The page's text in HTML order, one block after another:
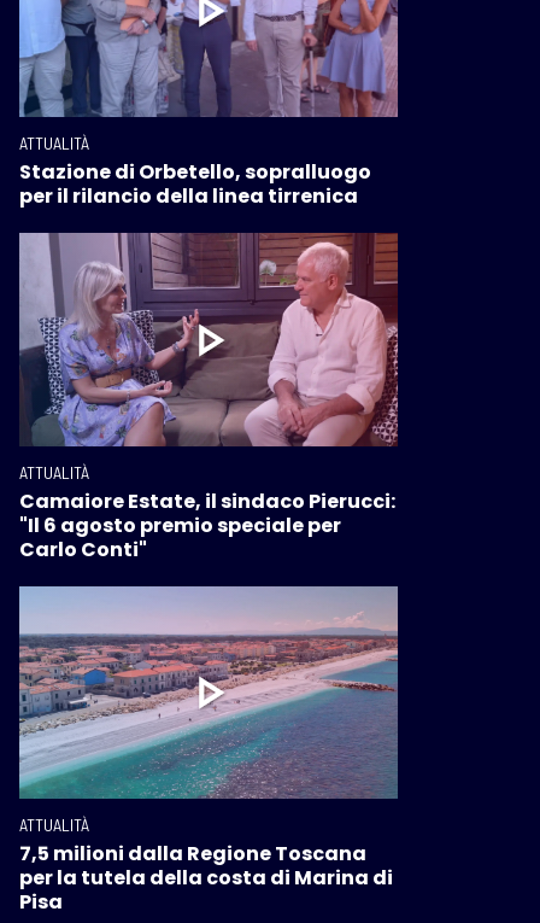
ATTUALITÀ
Stazione di Orbetello, sopralluogo
per il rilancio della linea tirrenica
ATTUALITÀ
Camaiore Estate, il sindaco Pierucci:
"Il 6 agosto premio speciale per
Carlo Conti"
ATTUALITÀ
7,5 milioni dalla Regione Toscana
per la tutela della costa di Marina di
Pisa